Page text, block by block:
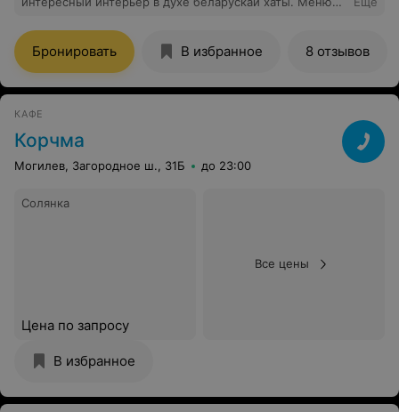
приятнее если бы официантка приветствовала гостей
на роднай мове и изменить контент вещающий по
телевизору в зале где бар, с русской попсовой музыки
на что-нибудь более соответствующее заведению
класса явно выше дешевого кафе.
Бронировать В избранное 8 отзывов
КАФЕ
Корчма
Могилев, Загородное ш., 31Б до 23:00
Солянка
Цена по запросу
Все цены
В избранное